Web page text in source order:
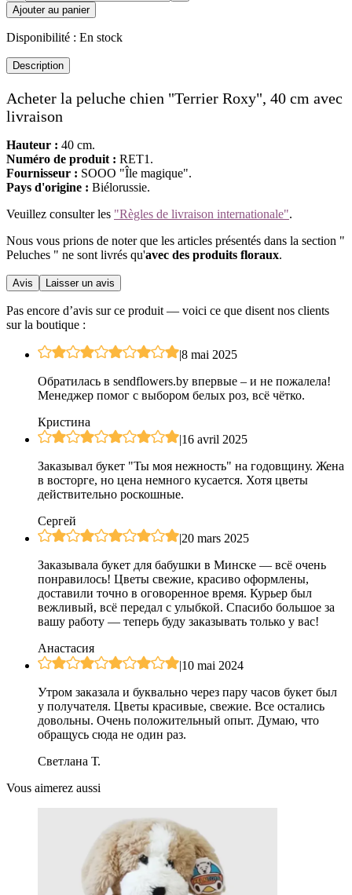
Ajouter au panier
Disponibilité : En stock
Description
Acheter la peluche chien "Terrier Roxy", 40 cm avec
livraison
Hauteur : 40 cm.
Numéro de produit : RET1.
Fournisseur : SООО "Île magique".
Pays d'origine : Biélorussie.
Veuillez consulter les "Règles de livraison internationale".
Nous vous prions de noter que les articles présentés dans la section "
Peluches " ne sont livrés qu'avec des produits floraux.
Avis Laisser un avis
Pas encore d’avis sur ce produit — voici ce que disent nos clients
sur la boutique :
|8 mai 2025
Обратилась в sendflowers.by впервые – и не пожалела!
Менеджер помог с выбором белых роз, всё чётко.
Кристина
|16 avril 2025
Заказывал букет "Ты моя нежность" на годовщину. Жена
в восторге, но цена немного кусается. Хотя цветы
действительно роскошные.
Сергей
|20 mars 2025
Заказывала букет для бабушки в Минске — всё очень
понравилось! Цветы свежие, красиво оформлены,
доставили точно в оговоренное время. Курьер был
вежливый, всё передал с улыбкой. Спасибо большое за
вашу работу — теперь буду заказывать только у вас!
Анастасия
|10 mai 2024
Утром заказала и буквально через пару часов букет был
у получателя. Цветы красивые, свежие. Все остались
довольны. Очень положительный опыт. Думаю, что
обращусь сюда не один раз.
Светлана Т.
Vous aimerez aussi